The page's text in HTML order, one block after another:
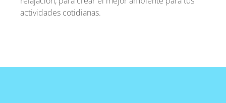
actividades cotidianas.